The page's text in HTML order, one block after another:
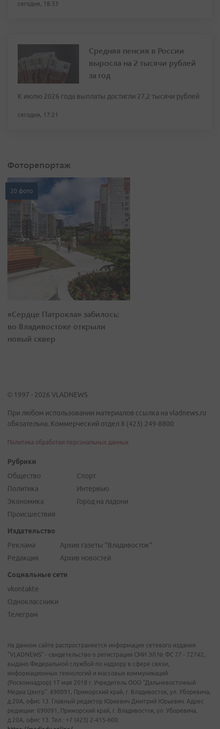
сегодня, 18:33
Средняя пенсия в России
выросла на 2 тысячи рублей
за год
К июлю 2026 года выплаты достигли 27,2 тысячи рублей
сегодня, 17:21
Фоторепортаж
20 фото
«Сердце Патрокла» забилось:
во Владивостоке открыли
новый сквер
© 1997 - 2026 VLADNEWS
При любом использовании материалов ссылка на vladnews.ru
обязательна. Коммерческий отдел 8 (423) 249-8800
Политика обработки персональных данных
Рубрики
Общество
Политика
Экономика
Происшествия
Спорт
Интервью
Город на ладони
Издательство
Реклама
Редакция
Архив газеты "Владивосток"
Архив новостей
Социальные сети
vkontakte
Одноклассники
Телеграм
На данном сайте распространяется информация сетевого издания
"VLADNEWS" - свидетельство о регистрации СМИ ЭЛ № ФС 77 - 72742,
выдано Федеральной службой по надзору в сфере связи,
информационных технологий и массовых коммуникаций
(Роскомнадзор) 17 мая 2018 г. Учредитель ООО "Дальневосточный
Медиа Центр". 690091, Приморский край, г. Владивосток, ул. Уборевича,
д.20А, офис 13. Главный редактор Юркевич Дмитрий Юрьевич. Адрес
редакции: 690091, Приморский край, г. Владивосток, ул. Уборевича,
д.20А, офис 13. Тел.: +7 (423) 2-415-600.